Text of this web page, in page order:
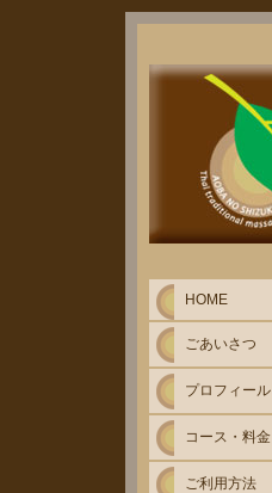
HOME
ごあいさつ
プロフィール
コース・料金
ご利用方法